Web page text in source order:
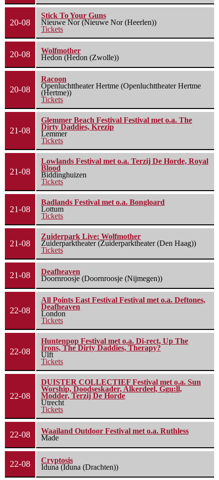
20-08
Stick To Your Guns
Nieuwe Nor (Nieuwe Nor (Heerlen))
Tickets
20-08
Wolfmother
Hedon (Hedon (Zwolle))
20-08
Racoon
Openluchttheater Hertme (Openluchttheater Hertme
(Hertme))
Tickets
21-08
Glemmer Beach Festival Festival met o.a. The
Dirty Daddies, Krezip
Lemmer
Tickets
21-08
Lowlands Festival met o.a. Terzij De Horde, Royal
Blood
Biddinghuizen
Tickets
21-08
Badlands Festival met o.a. Bongloard
Lottum
Tickets
21-08
Zuiderpark Live: Wolfmother
Zuiderparktheater (Zuiderparktheater (Den Haag))
Tickets
21-08
Deafheaven
Doornroosje (Doornroosje (Nijmegen))
22-08
All Points East Festival Festival met o.a. Deftones,
Deafheaven
London
Tickets
22-08
Huntenpop Festival met o.a. Di-rect, Up The
Irons, The Dirty Daddies, Therapy?
Ulft
Tickets
22-08
DUISTER COLLECTIEF Festival met o.a. Sun
Worship, Doodseskader, Alkerdeel, Ggu:ll,
Modder, Terzij De Horde
Utrecht
Tickets
22-08
Waailand Outdoor Festival met o.a. Ruthless
Made
22-08
Cryptosis
Iduna (Iduna (Drachten))